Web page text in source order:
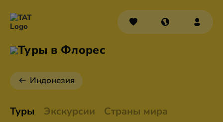
Туры в Флорес
Индонезия
Туры Экскурсии Страны мира